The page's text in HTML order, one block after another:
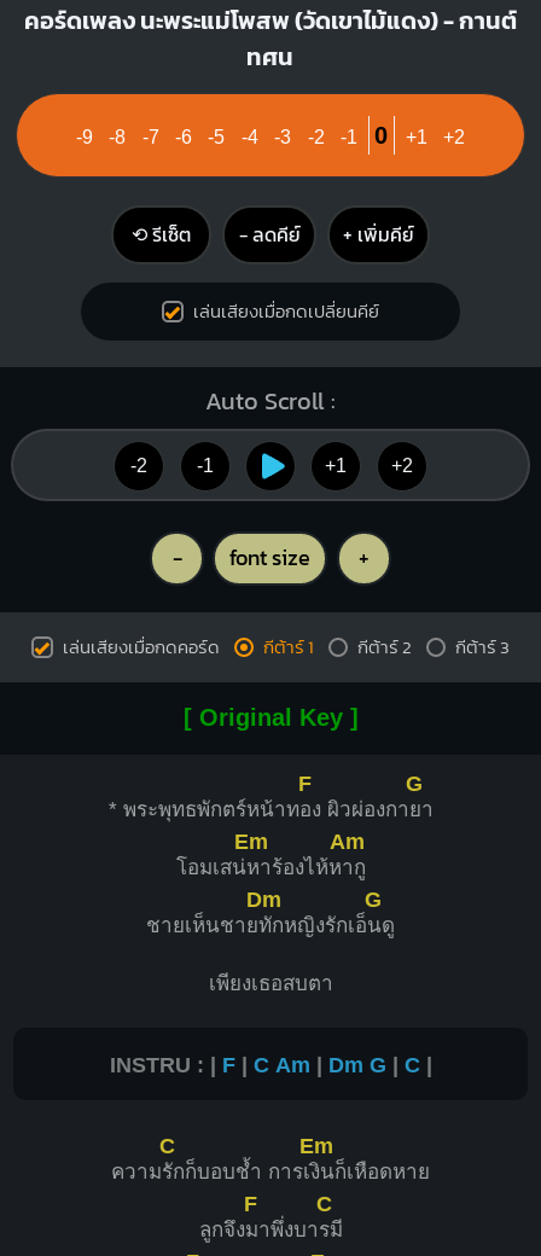
คอร์ดเพลง นะพระแม่โพสพ (วัดเขาไม้แดง) - กานต์
ทศน
-9 -8 -7 -6 -5 -4 -3 -2 -1 0 +1 +2
⟲ รีเซ็ต − ลดคีย์ + เพิ่มคีย์
เล่นเสียงเมื่อกดเปลี่ยนคีย์
Auto Scroll :
-2 -1 +1 +2
- font size +
เล่นเสียงเมื่อกดคอร์ด กีต้าร์ 1 กีต้าร์ 2 กีต้าร์ 3
[ Original Key ]
* พระพุทธพักตร์หน้าท
F
อง ผิวผ่องกา
G
ยา
โอมเสน่
Em
หาร้องไห้ห
Am
ากู
ชายเห็นชาย
Dm
ทักหญิงรักเอ็
G
นดู
เพียงเธอสบตา
INSTRU : | F| C Am | Dm G | C |
ความ
C
รักก็บอบช้ำ การเ
Em
งินก็เหือดหาย
ลูกจึง
F
มาพึ่งบา
C
รมี